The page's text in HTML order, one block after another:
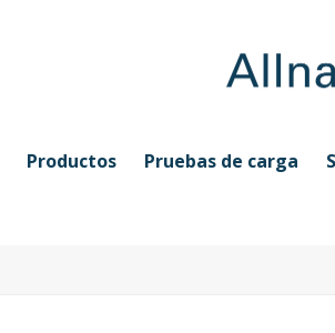
Productos Pruebas de carga